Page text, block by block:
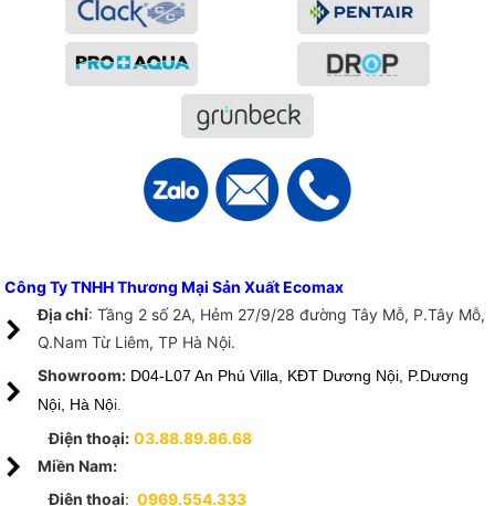
Công Ty TNHH Thương Mại Sản Xuất Ecomax
Địa chỉ: Tầng 2 số 2A, Hẻm 27/9/28 đường Tây Mỗ, P.Tây Mỗ,
Q.Nam Từ Liêm, TP Hà Nội.
Showroom: D04-L07 An Phú Villa, KĐT Dương Nội, P.Dương
Nội, Hà Nội.
Điện thoại: 03.88.89.86.68
Miền Nam:
Điện thoại: 0969.554.333